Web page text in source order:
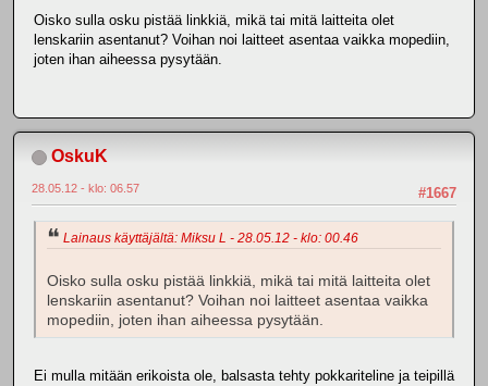
Oisko sulla osku pistää linkkiä, mikä tai mitä laitteita olet
lenskariin asentanut? Voihan noi laitteet asentaa vaikka mopediin,
joten ihan aiheessa pysytään.
OskuK
#1667
28.05.12 - klo: 06.57
Lainaus käyttäjältä: Miksu L - 28.05.12 - klo: 00.46
Oisko sulla osku pistää linkkiä, mikä tai mitä laitteita olet
lenskariin asentanut? Voihan noi laitteet asentaa vaikka
mopediin, joten ihan aiheessa pysytään.
Ei mulla mitään erikoista ole, balsasta tehty pokkariteline ja teipillä